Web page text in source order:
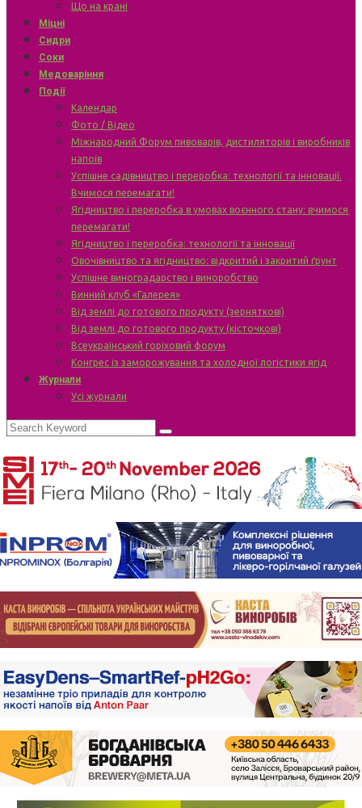
Що на крані
Міцні
Сидри
Соки
Медоваріння
Події
Календар
Фото / Відео
Міжнародний Форум пивоварів, дистиляторів і виробників
напоїв
Успішне садівництво і переробка: технології та інновації.
Вчимося перемагати!
Ягідництво і переробка в умовах воєнного стану: вчимося
перемагати!
Ягідництво і переробка: технології та інновації
Овочівництво та ягідництво: відкритий і закритий ґрунт
Успішне виноградарство і виноробство
Винний клуб «Галерея»
Від землі до готового продукту (зерняткові)
Від землі до готового продукту (кісточкові)
Всеукраїнський горіховий форум
Конгрес із заморожування та холодної логістики ягід
Журнали
Усі журнали